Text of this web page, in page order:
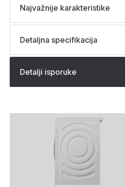
Najvažnije karakteristike
Detaljna specifikacija
Detalji isporuke